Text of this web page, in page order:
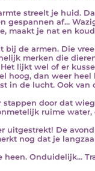
streelt je huid.
gespannen af...
maakt je nat en
de armen. Die
merken die
lijkt wel of er
hoog, dan weer
in de lucht. Ook
door dat
ruime
De avond
nog dat je
Onduidelijk...